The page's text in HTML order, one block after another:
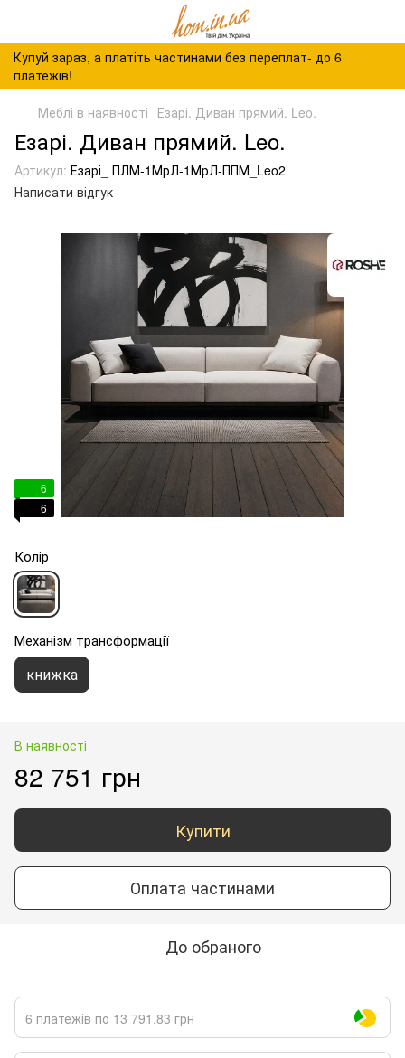
Купуй зараз, а платіть частинами без переплат- до 6
платежів!
Меблі в наявності Езарі. Диван прямий. Leo.
Езарі. Диван прямий. Leo.
Артикул: Езарі_ ПЛМ-1МрЛ-1МрЛ-ППМ_Leo2
Написати відгук
6
6
Колір
Механізм трансформації
книжка
В наявності
82 751 грн
Купити
Оплата частинами
До обраного
6 платежів по 13 791.83 грн